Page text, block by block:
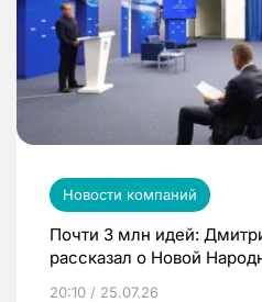
Новости компаний
Почти 3 млн идей:
рассказал о Новой
20:10 / 25.07.26